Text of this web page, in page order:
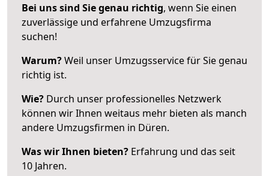
Bei uns sind Sie genau richtig, wenn Sie einen
zuverlässige und erfahrene Umzugsfirma
suchen!
Warum?Weil unser Umzugsservice für Sie genau
richtig ist.
Wie? Durch unser professionelles Netzwerk
können wir Ihnen weitaus mehr bieten als manch
andere Umzugsfirmen in Düren.
Was wir Ihnen bieten? Erfahrung und das seit
10 Jahren.